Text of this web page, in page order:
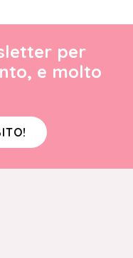
per
e molto